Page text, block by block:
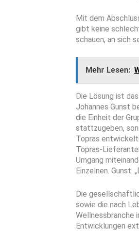
Mit dem
gibt keine
schauen, an sich
Mehr Lesen:
Die Lösung ist
Johannes Gunst
die Einheit der
stattzugeben,
Topras
Topras-
Umgang
Einzelnen. Gunst:
Die
sowie die nach
Wellnessbranche
Entwicklungen